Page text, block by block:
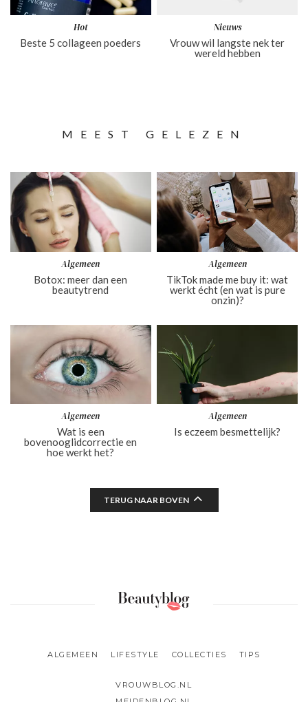
Hot
Beste 5 collageen poeders
Nieuws
Vrouw wil langste nek ter
wereld hebben
MEEST GELEZEN
Algemeen
Botox: meer dan een
beautytrend
Algemeen
TikTok made me buy it: wat
werkt écht (en wat is pure
onzin)?
Algemeen
Wat is een
bovenooglidcorrectie en
hoe werkt het?
Algemeen
Is eczeem besmettelijk?
TERUG NAAR BOVEN
ALGEMEEN LIFESTYLE COLLECTIES TIPS
VROUWBLOG.NL